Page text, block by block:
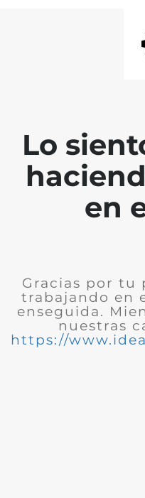
Lo
en
Gracias por tu
trabajando en
enseguida.
nuestras
https://